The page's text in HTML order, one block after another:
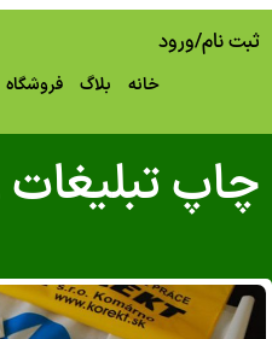
ثبت نام/ورود
خانه بلاگ فروشگاه
چاپ